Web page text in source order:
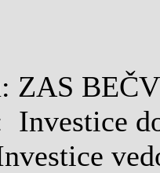
ZAS
Investice